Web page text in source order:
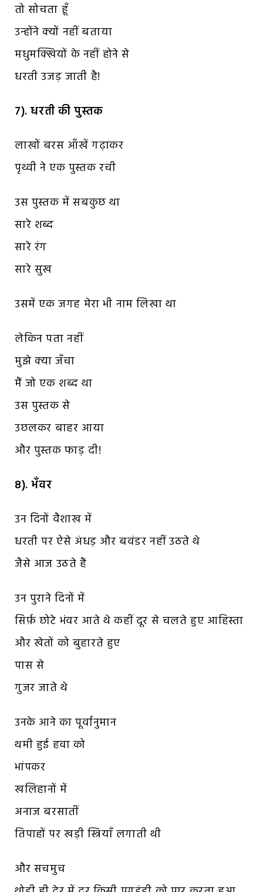
तो सोचता हूँ
उन्होंने क्यों नहीं बताया
मधुमक्खियों के नहीं होने से
धरती उजड़ जाती है!
7). धरती की पुस्तक
लाखों बरस आँखें गढ़ाकर
पृथ्वी ने एक पुस्तक रची
उस पुस्तक में सबकुछ था
सारे शब्द
सारे रंग
सारे सुख
उसमें एक जगह मेरा भी नाम लिखा था
लेकिन पता नहीं
मुझे क्या जँचा
मैं जो एक शब्द था
उस पुस्तक से
उछलकर बाहर आया
और पुस्तक फाड़ दी!
8). भँवर
उन दिनों वैशाख में
धरती पर ऐसे अंधड़ और बवंडर नहीं उठते थे
जैसे आज उठते हैं
उन पुराने दिनों में
सिर्फ़ छोटे भंवर आते थे कहीं दूर से चलते हुए आहिस्ता
और खेतों को बुहारते हुए
पास से
गुजर जाते थे
उनके आने का पूर्वानुमान
थमी हुई हवा को
भांपकर
खलिहानों में
अनाज बरसातीं
तिपाहों पर खड़ी स्त्रियाँ लगाती थी
और सचमुच